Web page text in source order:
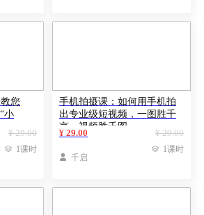
您
小
¥ 29.00
 1课时
手机拍摄课：如何用手机拍
出专业级短视频，一图胜千
言，视频胜千图
¥ 29.00
¥ 29.00
 千启
 1课时